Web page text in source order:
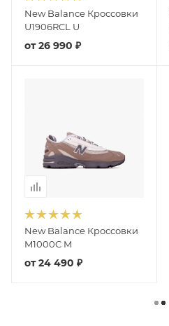
New Balance Кроссовки
U1906RCL U
от26 990 ₽
New Balance Кроссовки
M1000C M
от24 490 ₽